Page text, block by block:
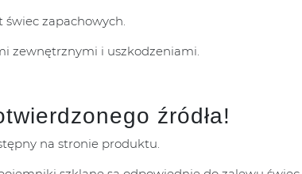
świec zapachowych.
zewnętrznymi i uszkodzeniami.
źródła!
na stronie produktu.